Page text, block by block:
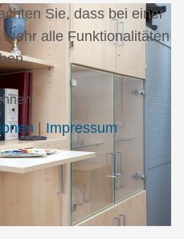
Sie, dass bei einer
alle Funktionalitäten
| Impressum